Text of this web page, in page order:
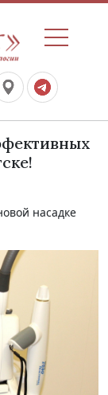
насадке